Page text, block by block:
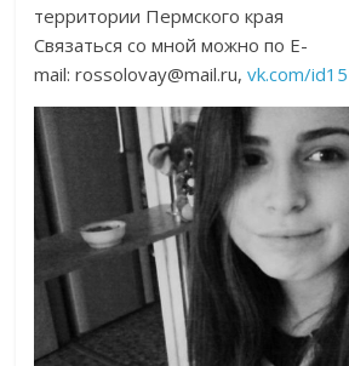
территории Пермского края
Связаться со мной можно по Е-
mail: rossolovay@mail.ru,vk.com/